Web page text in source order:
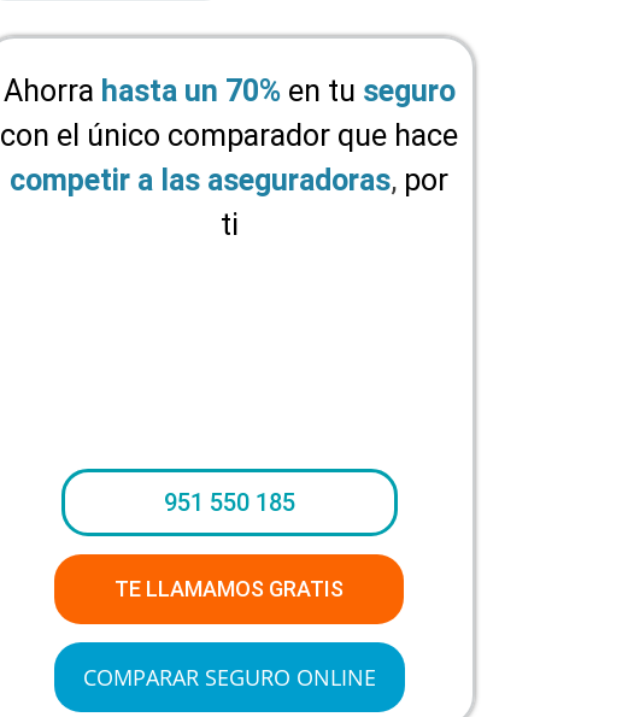
Ahorra hasta un 70% en tu seguro
con el único comparador que hace
competir a las aseguradoras, por
ti
951 550 185
TE LLAMAMOS GRATIS
COMPARAR SEGURO ONLINE